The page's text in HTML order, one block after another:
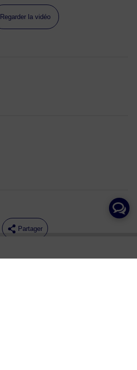
Regarder la vidéo
Partager